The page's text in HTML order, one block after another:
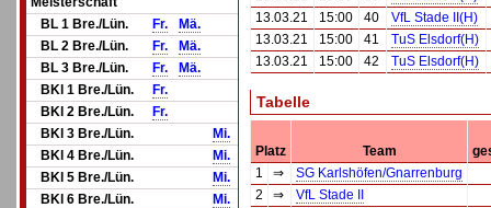
BL 1 Bre./Lün.
Fr.
Mä.
BL 2 Bre./Lün.
Fr.
Mä.
BL 3 Bre./Lün.
Fr.
Mä.
BKl 1 Bre./Lün.
Fr.
BKl 2 Bre./Lün.
Fr.
BKl 3 Bre./Lün.
Mi.
BKl 4 Bre./Lün.
Mi.
BKl 5 Bre./Lün.
Mi.
BKl 6 Bre./Lün.
Mi.
13.03.21
15:00 40
VfL Stade II(H)
13.03.21
15:00 41
TuS Elsdorf(H)
13.03.21
15:00 42 TuS Elsdorf(H)
Tabelle
Platz Team
1
⇒
SG Karlshöfen/Gnarrenburg
2
⇒
VfL Stade II